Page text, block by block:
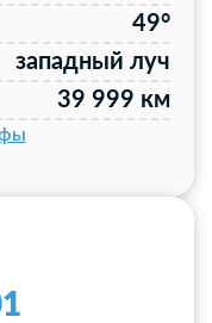
49°
западный луч
39 999 км